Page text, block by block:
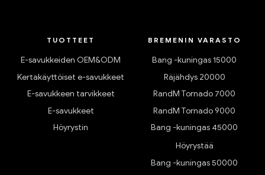
TUOTTEET
E-savukkeiden OEM&ODM
Kertakäyttöiset e-savukkeet
E-savukkeen tarvikkeet
E-savukkeet
Höyrystin
BREMENIN VARASTO
Bang -kuningas 15000
Räjähdys 20000
RandM Tornado 7000
RandM Tornado 9000
Bang -kuningas 45000
Höyrystää
Bang -kuningas 50000